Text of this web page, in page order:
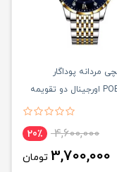
مردانه پوداگار
POEDAGAR اورجينال دو تقويمه
صفحه سرمه ای مدل B2 نسخه
4,600,000 20٪
3,700,000 تومان